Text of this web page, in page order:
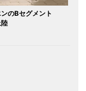
のBセグメント